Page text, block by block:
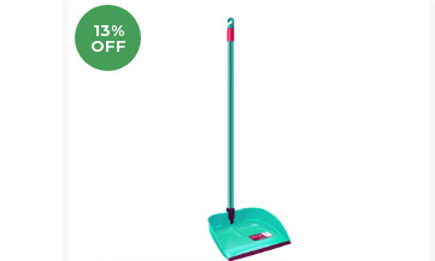
13%
OFF